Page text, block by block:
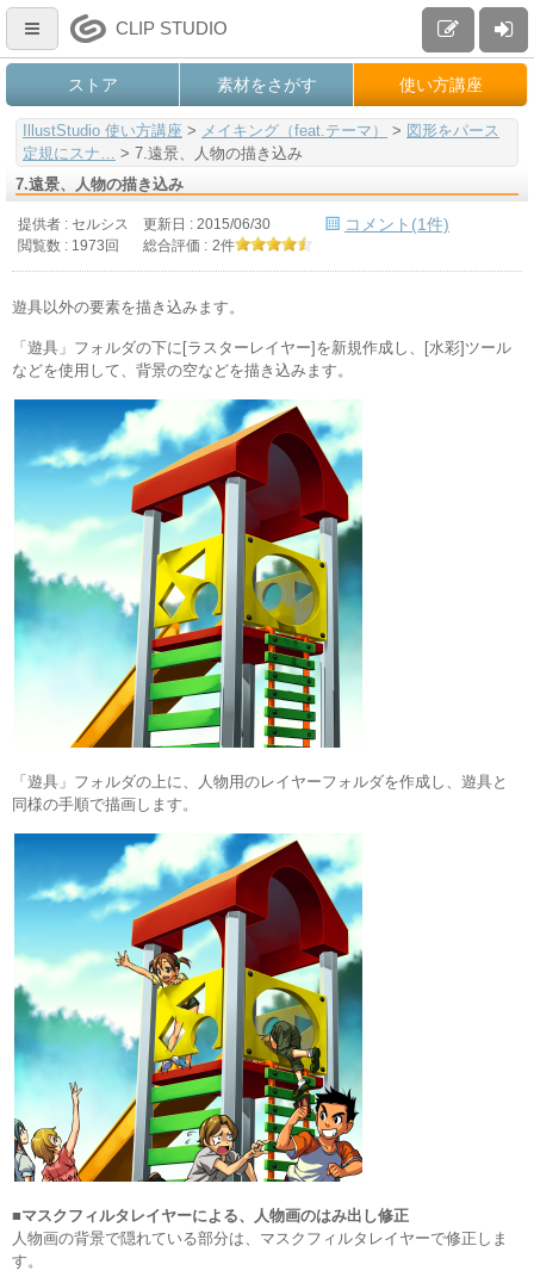
CLIP STUDIO
ストア 素材をさがす 使い方講座
IllustStudio 使い方講座 > メイキング（feat.テーマ） > 図形をパース
定規にスナ… > 7.遠景、人物の描き込み
7.遠景、人物の描き込み
提供者 : セルシス 更新日 : 2015/06/30
閲覧数 : 1973回
総合評価 : 2件
コメント(1件)
遊具以外の要素を描き込みます。
「遊具」フォルダの下に[ラスターレイヤー]を新規作成し、[水彩]ツール
などを使用して、背景の空などを描き込みます。
「遊具」フォルダの上に、人物用のレイヤーフォルダを作成し、遊具と
同様の手順で描画します。
■マスクフィルタレイヤーによる、人物画のはみ出し修正
人物画の背景で隠れている部分は、マスクフィルタレイヤーで修正しま
す。